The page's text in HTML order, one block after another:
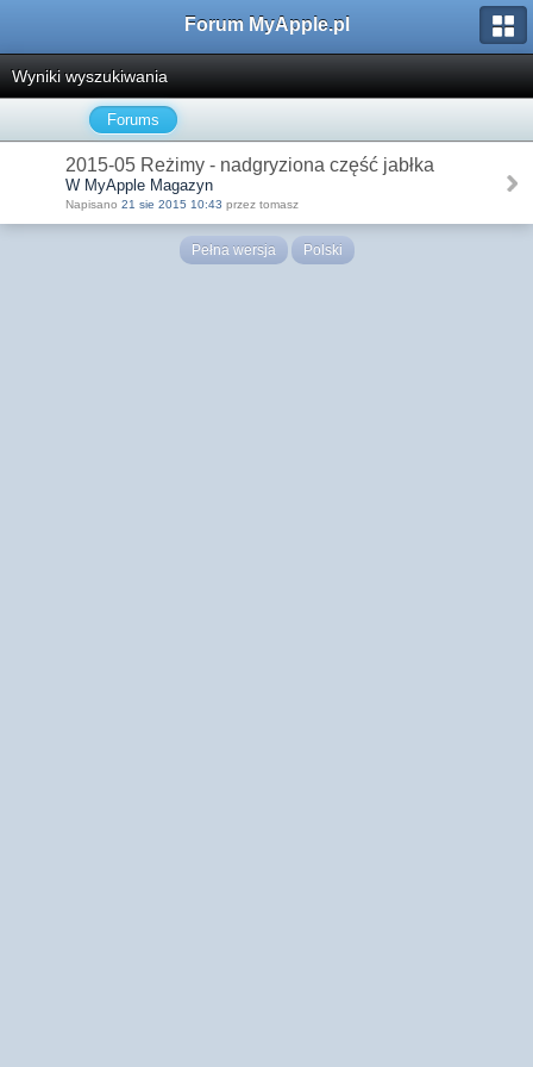
Forum MyApple.pl
Wyniki wyszukiwania
Forums
2015-05 Reżimy - nadgryziona część jabłka
W MyApple Magazyn
Napisano 21 sie 2015 10:43 przez tomasz
Pełna wersja Polski